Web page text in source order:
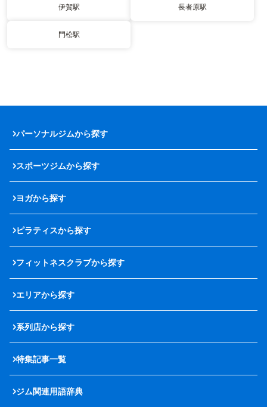
伊賀駅 長者原駅
門松駅
パーソナルジムから探す
スポーツジムから探す
ヨガから探す
ピラティスから探す
フィットネスクラブから探す
エリアから探す
系列店から探す
特集記事一覧
ジム関連用語辞典